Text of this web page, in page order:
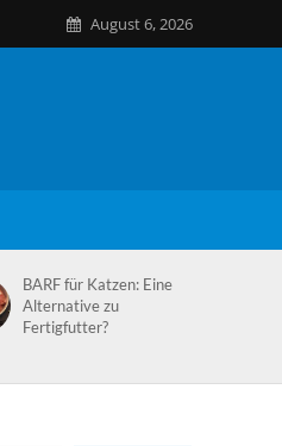
August 6, 2026
BARF für Katzen: Eine
Alternative zu
Fertigfutter?